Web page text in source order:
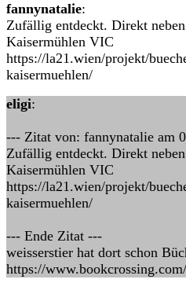
fannynatalie:
Zufällig entdeckt. Direkt
Kaisermühlen VIC
https://la21.wien/projekt/
kaisermuehlen/
eligi:
--- Zitat von: fannynatalie am
Zufällig entdeckt. Direkt
Kaisermühlen VIC
https://la21.wien/projekt/
kaisermuehlen/
--- Ende Zitat ---
weisserstier hat dort schon
https://